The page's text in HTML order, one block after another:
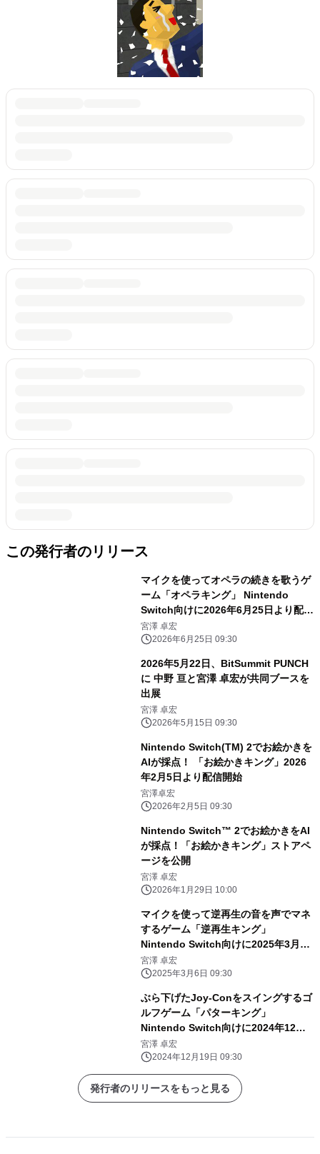
この発行者のリリース
マイクを使ってオペラの続きを歌うゲ
ーム「オペラキング」 Nintendo
Switch向けに2026年6月25日より配信
開始
宮澤 卓宏
2026年6月25日 09:30
2026年5月22日、BitSummit PUNCH
に 中野 亘と宮澤 卓宏が共同ブースを
出展
宮澤 卓宏
2026年5月15日 09:30
Nintendo Switch(TM) 2でお絵かきを
AIが採点！ 「お絵かきキング」2026
年2月5日より配信開始
宮澤卓宏
2026年2月5日 09:30
Nintendo Switch™ 2でお絵かきをAI
が採点！「お絵かきキング」ストアペ
ージを公開
宮澤 卓宏
2026年1月29日 10:00
マイクを使って逆再生の音を声でマネ
するゲーム「逆再生キング」
Nintendo Switch向けに2025年3月6
日より配信開始
宮澤 卓宏
2025年3月6日 09:30
ぶら下げたJoy-Conをスイングするゴ
ルフゲーム「パターキング」
Nintendo Switch向けに2024年12月
19日より配信開始
宮澤 卓宏
2024年12月19日 09:30
発行者のリリースをもっと見る